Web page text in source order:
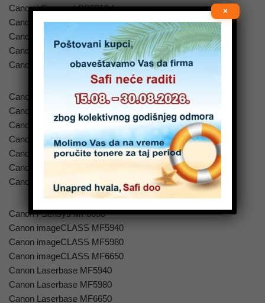
Canon i-Sensys LBP6310dn
Canon i-Sensys LBP6650DN
Canon i-Sensys LBP6650
Canon i-Sensys LBP6670dn
Canon i-Sensys LBP6680x
Canon i-Sensys MF5840DN
Canon i-Sensys MF5840
Canon i-Sensys MF5880
Canon i-Sensys MF5940
Canon i-Sensys MF5940dn
Canon i-Sensys MF5980dw
Canon i-Sensys MF5980
Canon i-Sensys MF6650
Canon imageCLASS MF5940
Canon imageCLASS MF5980
Canon imageCLASS MF6650
Canon Laserbase MF5940
Canon Laserbase MF5980
Canon Laserbase MF6650
×